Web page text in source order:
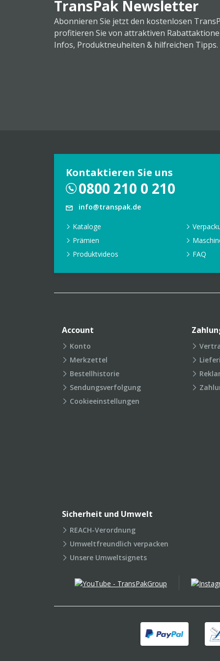
TransPak Newsletter
Abonnieren Sie jetzt den kostenlosen
profitieren Sie von attraktiven
Infos, Produktneuheiten & hilfreichen Tipps.
Kontaktieren Sie uns
0800 210 0 210
info@transpak.de
Kataloge
Prämien
Produktvideos
FAQ
Account
Konto
Merkzettel
Bestellhistorie
Sendungsverfolgung
Cookieeinstellungen
Sicherheit und Umwelt
REACH-Verordnung
Umweltfreundlich verpacken
Unsere Umweltsignets